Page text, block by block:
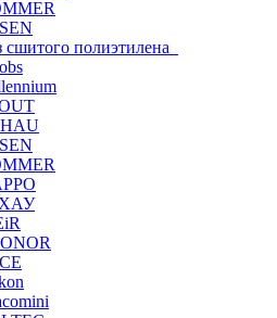
сшитого полиэтилена